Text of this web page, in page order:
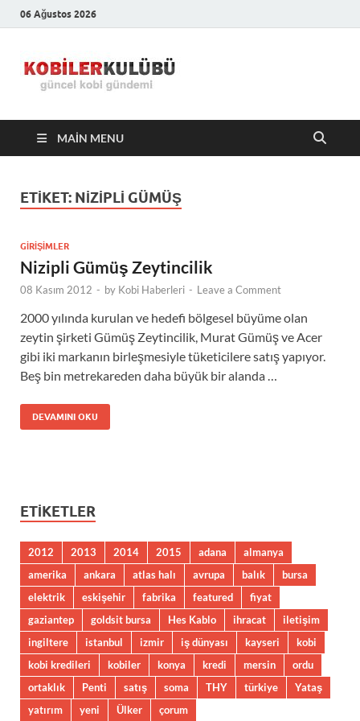
06 Ağustos 2026
Kulübü –
En Güncel
MAIN MENU
ETIKET: NIZIPLI GÜMÜŞ
GIRIŞIMLER
Nizipli Gümüş Zeytincilik
08 Kasım 2012 - by Kobi Haberleri - Leave a Comment
2000 yılında kurulan ve hedefi bölgesel büyüme olan
zeytin şirketi Gümüş Zeytincilik, Murat Gümüş ve Acer
gibi iki markanın birleşmesiyle tüketicilere satış yapıyor.
Beş bin metrekareden daha büyük bir alanda …
DEVAMINI OKU
ETIKETLER
2012 2013 2014 2015 adana
almanya
amerika
ankara atlas halı avrupa balık
bursa
elektrik
eskişehir fabrika featured
fiyat
gaziantep
goldsit bursa Hes Kablo ihracat
iletişim
ingiltere
istanbul izmir iş dünyası kayseri
kobi
kobi kredileri
kobiler konya kredi mersin
ordu
ortaklık
Penti satış soma THY türkiye
Yataş
yatırım
yeni Ülker çorum